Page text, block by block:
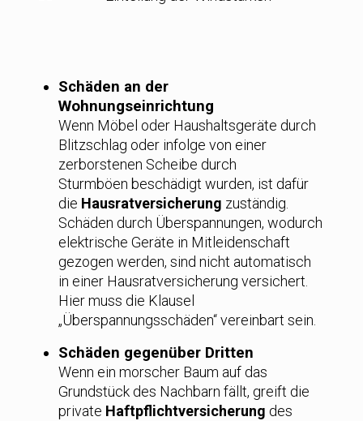
Schäden an der
Wohnungseinrichtung
Wenn Möbel oder Haushaltsgeräte durch
Blitzschlag oder infolge von einer
zerborstenen Scheibe durch
Sturmböen beschädigt wurden, ist dafür
die Hausratversicherung zuständig.
Schäden durch Überspannungen, wodurch
elektrische Geräte in Mitleidenschaft
gezogen werden, sind nicht automatisch
in einer Hausratversicherung versichert.
Hier muss die Klausel
„Überspannungsschäden“ vereinbart sein.
Schäden gegenüber Dritten
Wenn ein morscher Baum auf das
Grundstück des Nachbarn fällt, greift die
private Haftpflichtversicherung des